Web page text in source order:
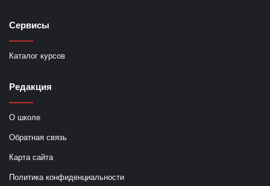
Сервисы
Каталог курсов
Редакция
О школе
Обратная связь
Карта сайта
Политика конфиденциальности